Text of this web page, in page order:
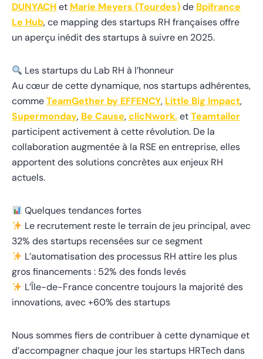
DUNYACHet Marie Meyers (Tourdes)de Bpifrance
Le Hub, ce mapping des startups RH françaises offre
un aperçu inédit des startups à suivre en 2025.
Les startups du Lab RH à l’honneur
Au cœur de cette dynamique, nos startups adhérentes,
commeTeamGether by EFFENCY, Little Big Impact,
Supermonday, Be Cause,clicNwork.etTeamtailor
participent activement à cette révolution. De la
collaboration augmentée à la RSE en entreprise, elles
apportent des solutions concrètes aux enjeux RH
actuels.
Quelques tendances fortes
Le recrutement reste le terrain de jeu principal, avec
32% des startups recensées sur ce segment
L’automatisation des processus RH attire les plus
gros financements : 52% des fonds levés
L’Île-de-France concentre toujours la majorité des
innovations, avec +60% des startups
Nous sommes fiers de contribuer à cette dynamique et
d’accompagner chaque jour les startups HRTech dans